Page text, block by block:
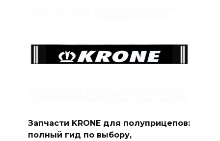
Запчасти KRONE для полуприцепов:
полный гид по выбору,